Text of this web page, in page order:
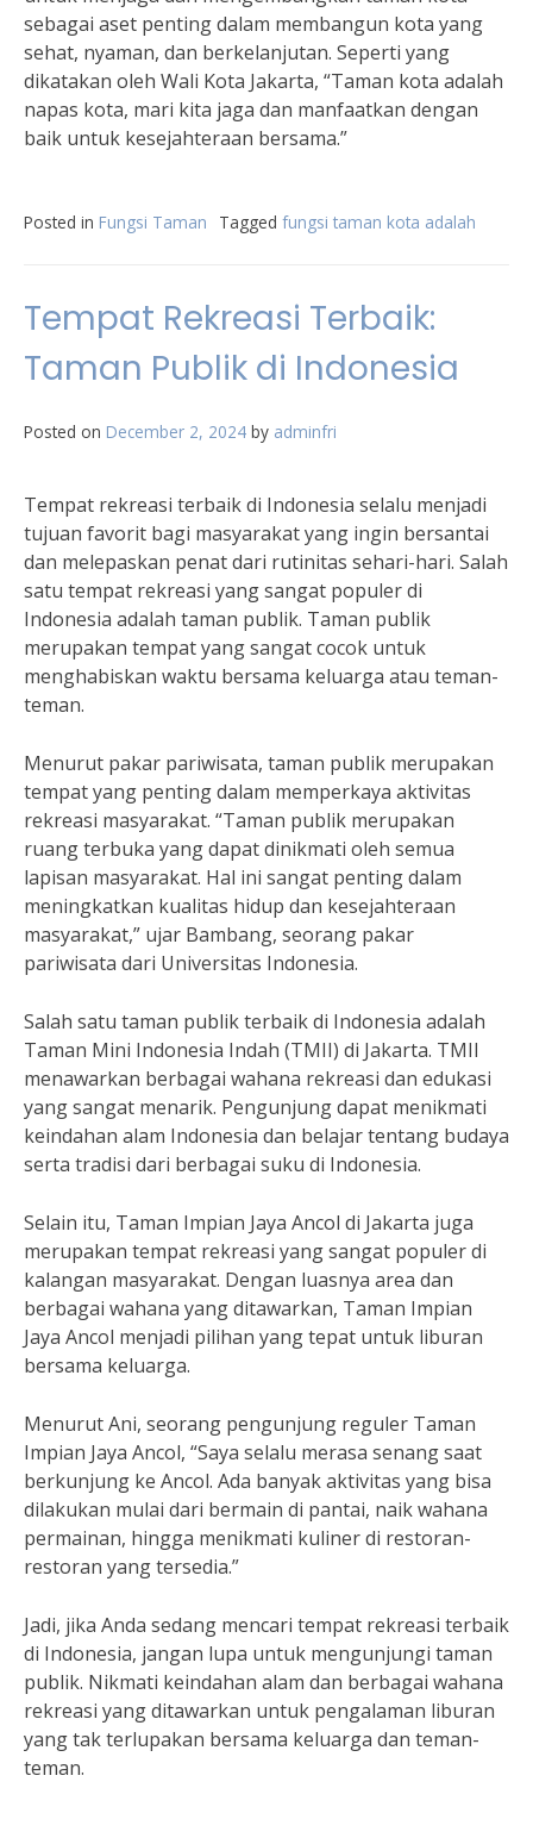
sebagai aset penting dalam membangun kota yang
sehat, nyaman, dan berkelanjutan. Seperti yang
dikatakan oleh Wali Kota Jakarta, “Taman kota adalah
napas kota, mari kita jaga dan manfaatkan dengan
baik untuk kesejahteraan bersama.”
Posted in Fungsi Taman Tagged fungsi taman kota adalah
Tempat Rekreasi Terbaik:
Taman Publik di Indonesia
Posted on December 2, 2024 by adminfri
Tempat rekreasi terbaik di Indonesia selalu menjadi
tujuan favorit bagi masyarakat yang ingin bersantai
dan melepaskan penat dari rutinitas sehari-hari. Salah
satu tempat rekreasi yang sangat populer di
Indonesia adalah taman publik. Taman publik
merupakan tempat yang sangat cocok untuk
menghabiskan waktu bersama keluarga atau teman-
teman.
Menurut pakar pariwisata, taman publik merupakan
tempat yang penting dalam memperkaya aktivitas
rekreasi masyarakat. “Taman publik merupakan
ruang terbuka yang dapat dinikmati oleh semua
lapisan masyarakat. Hal ini sangat penting dalam
meningkatkan kualitas hidup dan kesejahteraan
masyarakat,” ujar Bambang, seorang pakar
pariwisata dari Universitas Indonesia.
Salah satu taman publik terbaik di Indonesia adalah
Taman Mini Indonesia Indah (TMII) di Jakarta. TMII
menawarkan berbagai wahana rekreasi dan edukasi
yang sangat menarik. Pengunjung dapat menikmati
keindahan alam Indonesia dan belajar tentang budaya
serta tradisi dari berbagai suku di Indonesia.
Selain itu, Taman Impian Jaya Ancol di Jakarta juga
merupakan tempat rekreasi yang sangat populer di
kalangan masyarakat. Dengan luasnya area dan
berbagai wahana yang ditawarkan, Taman Impian
Jaya Ancol menjadi pilihan yang tepat untuk liburan
bersama keluarga.
Menurut Ani, seorang pengunjung reguler Taman
Impian Jaya Ancol, “Saya selalu merasa senang saat
berkunjung ke Ancol. Ada banyak aktivitas yang bisa
dilakukan mulai dari bermain di pantai, naik wahana
permainan, hingga menikmati kuliner di restoran-
restoran yang tersedia.”
Jadi, jika Anda sedang mencari tempat rekreasi terbaik
di Indonesia, jangan lupa untuk mengunjungi taman
publik. Nikmati keindahan alam dan berbagai wahana
rekreasi yang ditawarkan untuk pengalaman liburan
yang tak terlupakan bersama keluarga dan teman-
teman.